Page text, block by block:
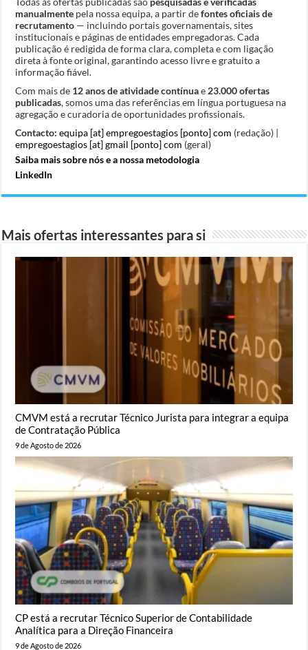
manualmente pela nossa equipa, a partir defontes oficiais de
recrutamento — incluindo portais governamentais, sites
institucionais e páginas de entidades empregadoras. Cada
publicação é redigida de forma clara, completa e com ligação
direta à fonte original, garantindo acesso livre e gratuito a
informação fiável.
Com mais de 12 anos de atividade contínuae 23.000 ofertas
publicadas, somos uma das referências em língua portuguesa na
agregação e curadoria de oportunidades profissionais.
Contacto: equipa [at] empregoestagios [ponto] com (redação) |
empregoestagios [at] gmail [ponto] com (geral)
Saiba mais sobre nós e a nossa metodologia
LinkedIn
Mais ofertas interessantes para si
CMVM está a recrutar Técnico Jurista para integrar a equipa
de Contratação Pública
9 de Agosto de 2026
CP está a recrutar Técnico Superior de Contabilidade
Analítica para a Direção Financeira
9 de Agosto de 2026